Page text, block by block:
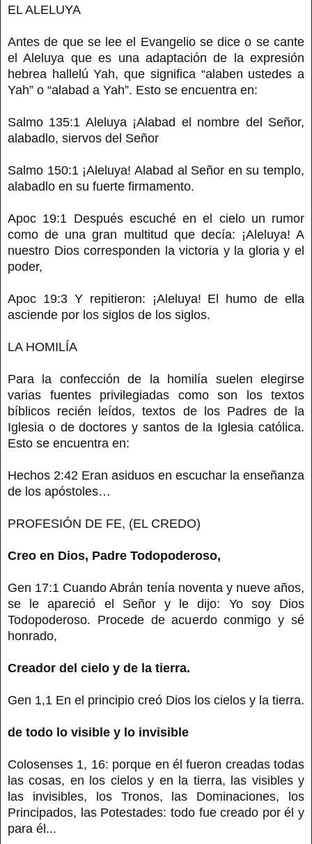
EL ALELUYA
Antes de que se lee el Evangelio se dice o se cante
el Aleluya que es una adaptación de la expresión
hebrea hallelú Yah, que significa “alaben ustedes a
Yah” o “alabad a Yah”. Esto se encuentra en:
Salmo 135:1 Aleluya ¡Alabad el nombre del Señor,
alabadlo, siervos del Señor
Salmo 150:1 ¡Aleluya! Alabad al Señor en su templo,
alabadlo en su fuerte firmamento.
Apoc 19:1 Después escuché en el cielo un rumor
como de una gran multitud que decía: ¡Aleluya! A
nuestro Dios corresponden la victoria y la gloria y el
poder,
Apoc 19:3 Y repitieron: ¡Aleluya! El humo de ella
asciende por los siglos de los siglos.
LA HOMILÍA
Para la confección de la homilía suelen elegirse
varias fuentes privilegiadas como son los textos
bíblicos recién leídos, textos de los Padres de la
Iglesia o de doctores y santos de la Iglesia católica.
Esto se encuentra en:
Hechos 2:42 Eran asiduos en escuchar la enseñanza
de los apóstoles…
PROFESIÓN DE FE, (EL CREDO)
Creo en Dios, Padre Todopoderoso,
Gen 17:1 Cuando Abrán tenía noventa y nueve años,
se le apareció el Señor y le dijo: Yo soy Dios
Todopoderoso. Procede de acuerdo conmigo y sé
honrado,
Creador del cielo y de la tierra.
Gen 1,1 En el principio creó Dios los cielos y la tierra.
de todo lo visible y lo invisible
Colosenses 1, 16: porque en él fueron creadas todas
las cosas, en los cielos y en la tierra, las visibles y
las invisibles, los Tronos, las Dominaciones, los
Principados, las Potestades: todo fue creado por él y
para él...